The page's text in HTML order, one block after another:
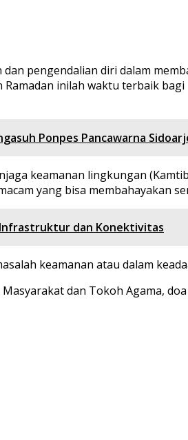
pengendalian diri dalam
inilah waktu terbaik
Ponpes Pancawarna
keamanan lingkungan
yang bisa membahayakan
Infrastruktur dan Konektivitas
keamanan atau dalam
dan Tokoh Agama,